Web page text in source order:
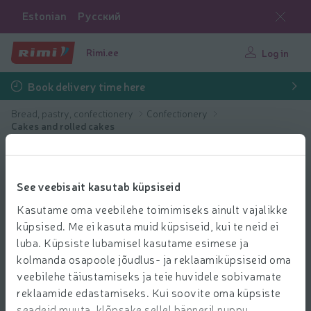
See veebisait kasutab küpsiseid
Kasutame oma veebilehe toimimiseks ainult vajalikke
küpsised. Me ei kasuta muid küpsiseid, kui te neid ei
luba. Küpsiste lubamisel kasutame esimese ja
kolmanda osapoole jõudlus- ja reklaamiküpsiseid oma
veebilehe täiustamiseks ja teie huvidele sobivamate
reklaamide edastamiseks. Kui soovite oma küpsiste
Estonian Русский
Rimi.ee Log in
Book delivery time here
Bread, pastry, confectionery
Confectionery
Cakes and rolled cakes